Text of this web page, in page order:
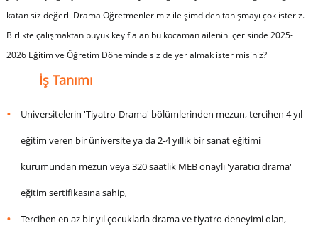
katan siz değerli Drama Öğretmenlerimiz ile şimdiden tanışmayı çok isteriz.
Birlikte çalışmaktan büyük keyif alan bu kocaman ailenin içerisinde 2025-
2026 Eğitim ve Öğretim Döneminde siz de yer almak ister misiniz?
İş Tanımı
Üniversitelerin 'Tiyatro-Drama' bölümlerinden mezun, tercihen 4 yıl
eğitim veren bir üniversite ya da 2-4 yıllık bir sanat eğitimi
kurumundan mezun veya 320 saatlik MEB onaylı 'yaratıcı drama'
eğitim sertifikasına sahip,
Tercihen en az bir yıl çocuklarla drama ve tiyatro deneyimi olan,